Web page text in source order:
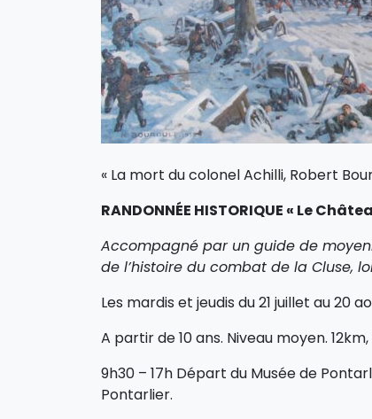
« La mort du colonel Achilli, Robert
RANDONNÉE HISTORIQUE « Le
Accompagné par un guide de
de l’histoire du combat de la Cluse,
Les mardis et jeudis du 21 juillet au 20
A partir de 10 ans. Niveau moyen.
9h30 – 17h Départ du Musée de
Pontarlier.